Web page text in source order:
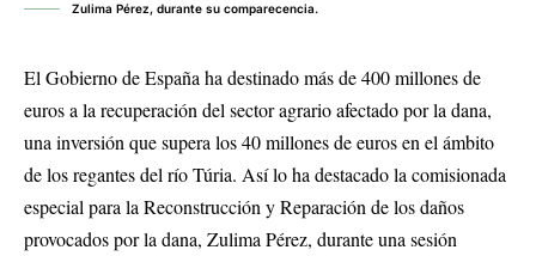
Zulima Pérez, durante su comparecencia.
El Gobierno de España ha destinado más de 400 millones de
euros a la recuperación del sector agrario afectado por la dana,
una inversión que supera los 40 millones de euros en el ámbito
de los regantes del río Túria. Así lo ha destacado la comisionada
especial para la Reconstrucción y Reparación de los daños
provocados por la dana, Zulima Pérez, durante una sesión